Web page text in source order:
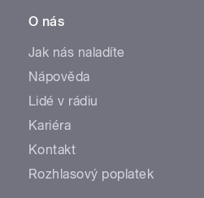
O nás
Jak nás naladíte
Nápověda
Lidé v rádiu
Kariéra
Kontakt
Rozhlasový poplatek